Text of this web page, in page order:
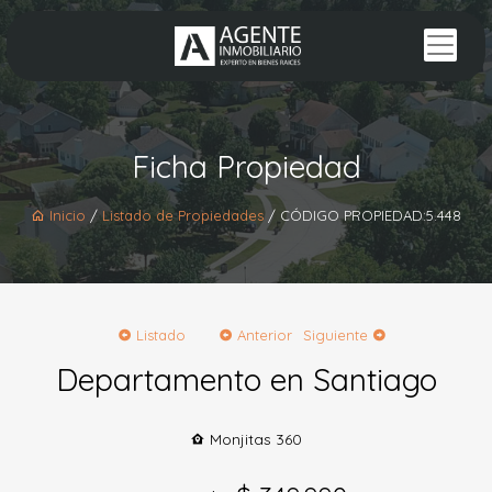
Ficha Propiedad
Inicio / Listado de Propiedades/ CÓDIGO PROPIEDAD:5.448
Listado Anterior Siguiente
Departamento en Santiago
Monjitas 360